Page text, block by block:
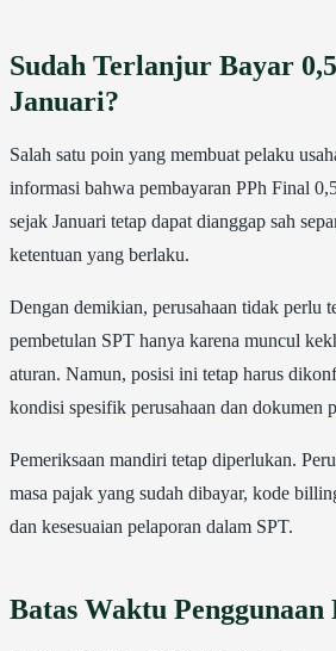
Sudah Terlanjur Bayar
Januari?
Salah satu poin yang membuat pelaku
informasi bahwa pembayaran PPh Final
sejak Januari tetap dapat dianggap sah
ketentuan yang berlaku.
Dengan demikian, perusahaan tidak perlu
pembetulan SPT hanya karena muncul
aturan. Namun, posisi ini tetap harus
kondisi spesifik perusahaan dan dokumen
Pemeriksaan mandiri tetap diperlukan.
masa pajak yang sudah dibayar, kode
dan kesesuaian pelaporan dalam SPT.
Batas Waktu Penggunaan